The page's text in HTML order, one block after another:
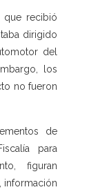
que recibió
dirigido
del
los
no fueron
de
para
figuran
información